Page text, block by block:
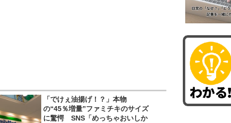
「でけぇ油揚げ！？」本物
の“45％増量”ファミチキのサイズ
に驚愕 SNS「めっちゃおいしか